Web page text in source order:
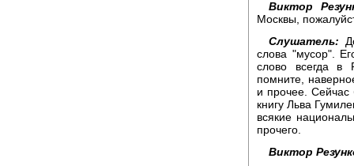
Виктор
Москвы,
Слушатель:
слова "мусор".
слово всегда в
помните,
и прочее. Сейчас
книгу Льва
всякие
прочего.
Виктор